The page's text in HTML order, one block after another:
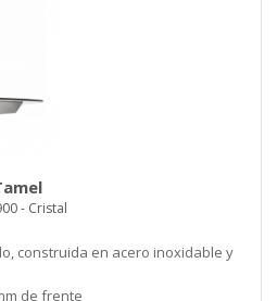
- Cristal
construida en acero inoxidable y
de frente